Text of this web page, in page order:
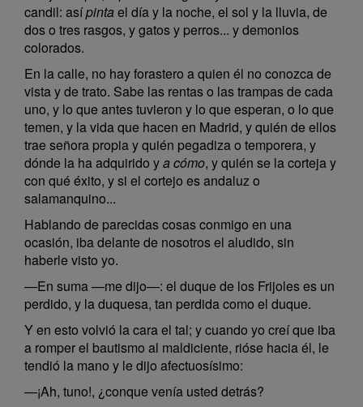
candil: asípinta el día y la noche, el sol y la lluvia, de
dos o tres rasgos, y gatos y perros... y demonios
colorados.
En la calle, no hay forastero a quien él no conozca de
vista y de trato. Sabe las rentas o las trampas de cada
uno, y lo que antes tuvieron y lo que esperan, o lo que
temen, y la vida que hacen en Madrid, y quién de ellos
trae señora propia y quién pegadiza o temporera, y
dónde la ha adquirido ya cómo, y quién se la corteja y
con qué éxito, y si el cortejo es andaluz o
salamanquino...
Hablando de parecidas cosas conmigo en una
ocasión, iba delante de nosotros el aludido, sin
haberle visto yo.
—En suma —me dijo—: el duque de los Frijoles es un
perdido, y la duquesa, tan perdida como el duque.
Y en esto volvió la cara el tal; y cuando yo creí que iba
a romper el bautismo al maldiciente, rióse hacia él, le
tendió la mano y le dijo afectuosísimo:
—¡Ah, tuno!, ¿conque venía usted detrás?